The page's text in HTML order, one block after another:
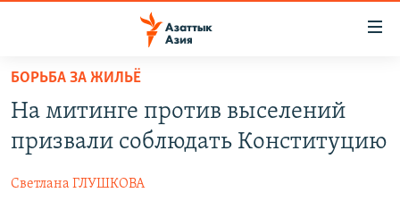
Вернуться
основному
содержанию
Вернутся
УЗБЕКИСТАН
ВОЙНА В УКРАИНЕ
НА ДРУГИХ ЯЗЫКАХ
БОРЬБА ЗА ЖИЛЬЁ
На митинге против выселений
призвали соблюдать Конституцию
Светлана ГЛУШКОВА